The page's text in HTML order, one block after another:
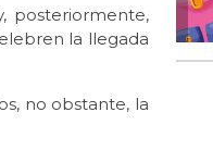
posteriormente,
la llegada
no obstante, la